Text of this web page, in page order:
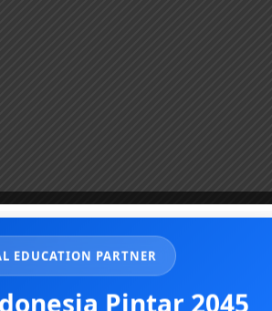
EDUCATION PARTNER